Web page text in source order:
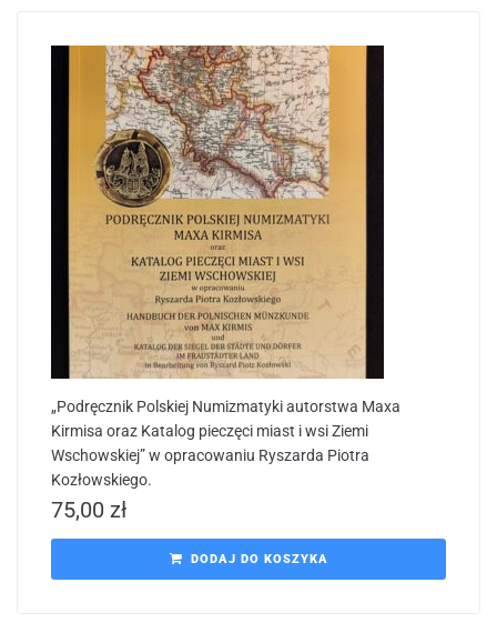
„Podręcznik Polskiej Numizmatyki autorstwa Maxa
Kirmisa oraz Katalog pieczęci miast i wsi Ziemi
Wschowskiej” w opracowaniu Ryszarda Piotra
Kozłowskiego.
75,00 zł
DODAJ DO KOSZYKA